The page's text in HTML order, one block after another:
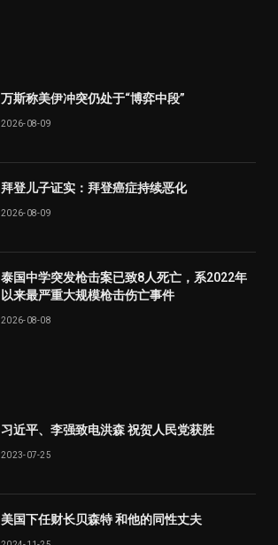
万斯称美伊冲突仍处于“博弈中段”
2026-08-09
拜登儿子证实：拜登癌症持续恶化
2026-08-09
泰国中学突发枪击案已致8人死亡，系2022年
以来最严重大规模枪击伤亡事件
2026-08-08
习近平、李强致电洪森 祝贺人民党获胜
2023-07-25
美国下任财长贝森特 和他的同性丈夫